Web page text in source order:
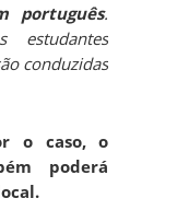
português.
conduzidas
o caso, o
poderá